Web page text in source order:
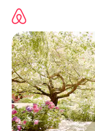
treści